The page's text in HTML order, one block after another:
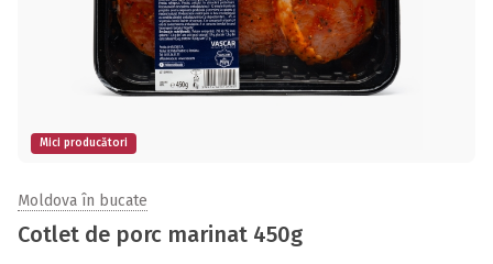
Mici producători
Moldova în bucate
Cotlet de porc marinat 450g